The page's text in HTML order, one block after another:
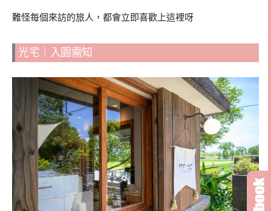
難怪每個來訪的旅人，都會立即喜歡上這裡呀
光宅｜入園需知